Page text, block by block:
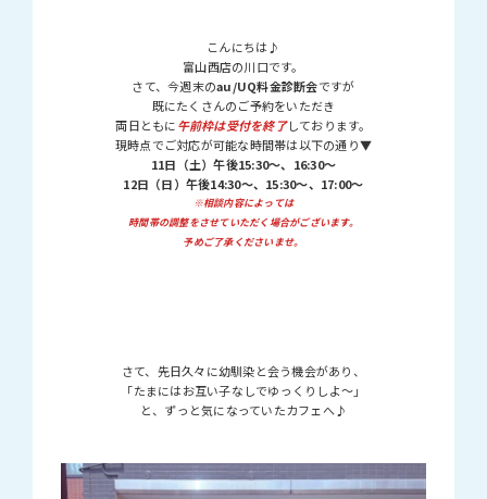
こんにちは♪
富山西店の川口です。
さて、今週末のau/UQ料金診断会ですが
既にたくさんのご予約をいただき
両日ともに午前枠は受付を終了しております。
現時点でご対応が可能な時間帯は以下の通り▼
11日（土）午後15:30～、16:30～
12日（日）午後14:30～、15:30～、17:00～
※相談内容によっては
時間帯の調整をさせていただく場合がございます。
予めご了承くださいませ。
さて、先日久々に幼馴染と会う機会があり、
「たまにはお互い子なしでゆっくりしよ～」
と、ずっと気になっていたカフェへ♪